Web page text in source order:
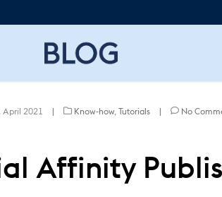
April 2021 Know-how, Tutorials No
Affinity